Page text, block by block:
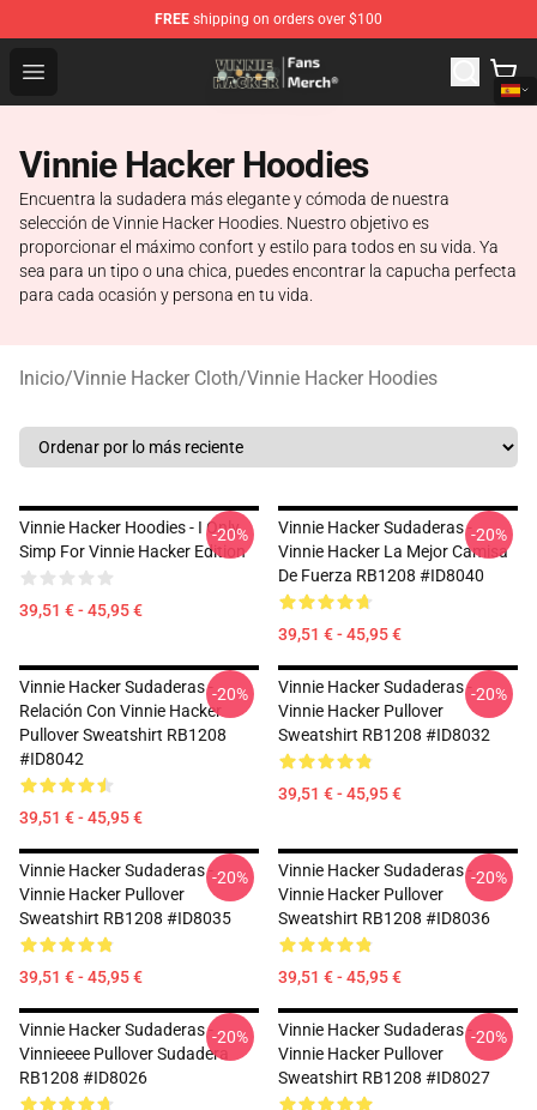
FREE shipping on orders over $100
Open menu
Vinnie Hacker Store - Official Vinnie Hacker Merchandise
Vinnie Hacker Hoodies
Encuentra la sudadera más elegante y cómoda de nuestra
selección de Vinnie Hacker Hoodies. Nuestro objetivo es
proporcionar el máximo confort y estilo para todos en su vida. Ya
sea para un tipo o una chica, puedes encontrar la capucha perfecta
para cada ocasión y persona en tu vida.
Inicio/Vinnie Hacker Cloth/Vinnie Hacker Hoodies
Vinnie Hacker Hoodies - I Only
Simp For Vinnie Hacker Edition
39,51 € - 45,95 €
-20%
Vinnie Hacker Sudaderas -
Vinnie Hacker La Mejor Camisa
De Fuerza RB1208 #ID8040
39,51 € - 45,95 €
-20%
Vinnie Hacker Sudaderas -
Relación Con Vinnie Hacker
Pullover Sweatshirt RB1208
#ID8042
39,51 € - 45,95 €
-20%
Vinnie Hacker Sudaderas -
Vinnie Hacker Pullover
Sweatshirt RB1208 #ID8032
39,51 € - 45,95 €
-20%
Vinnie Hacker Sudaderas -
Vinnie Hacker Pullover
Sweatshirt RB1208 #ID8035
39,51 € - 45,95 €
-20%
Vinnie Hacker Sudaderas -
Vinnie Hacker Pullover
Sweatshirt RB1208 #ID8036
39,51 € - 45,95 €
-20%
Vinnie Hacker Sudaderas -
Vinnieeee Pullover Sudadera
RB1208 #ID8026
-20%
Vinnie Hacker Sudaderas -
Vinnie Hacker Pullover
Sweatshirt RB1208 #ID8027
-20%